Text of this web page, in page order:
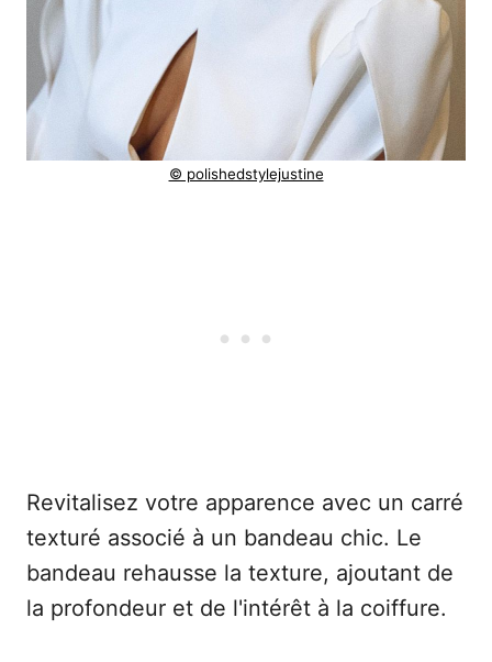
© polishedstylejustine
Revitalisez votre apparence avec un carré
texturé associé à un bandeau chic. Le
bandeau rehausse la texture, ajoutant de
la profondeur et de l'intérêt à la coiffure.